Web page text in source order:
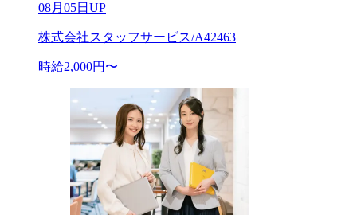
08月05日UP
株式会社スタッフサービス/A42463
時給2,000円〜